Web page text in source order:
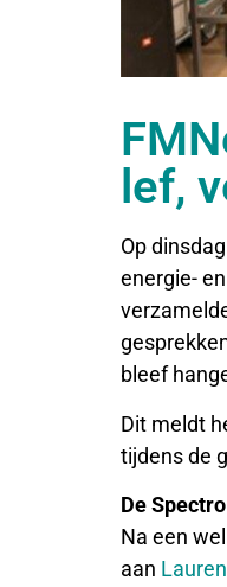
lef,
Op
energie-
bleef
Dit meldt
tijdens de
De
Na een
aan